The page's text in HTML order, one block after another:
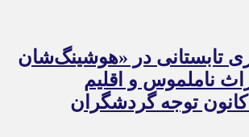
تابستانی در «هوشینگ‌شان
ناملموس و اقلیم
توجه گردشگران